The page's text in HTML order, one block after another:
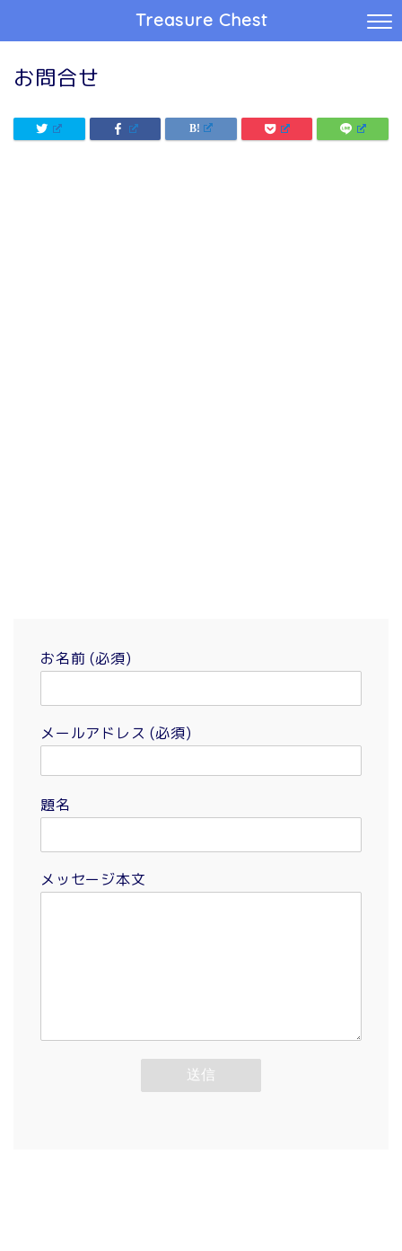
Treasure Chest
お問合せ
お名前 (必須)
メールアドレス (必須)
題名
メッセージ本文